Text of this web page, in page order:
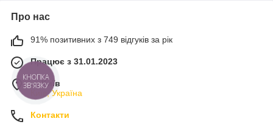
Про нас
91% позитивних з 749 відгуків за рік
Працює з 31.01.2023
м. Київ
Київ, Україна
Контакти
КНОПКА
ЗВ'ЯЗКУ